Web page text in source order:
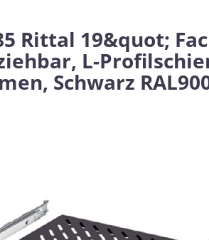
Rittal 19&quot;
L-
Schwarz